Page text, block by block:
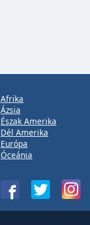
Afrika
Ázsia
Észak Amerika
Dél Amerika
Európa
Óceánia